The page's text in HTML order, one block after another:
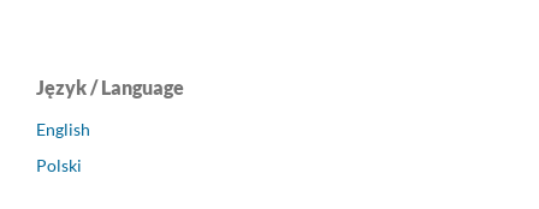
Język / Language
English
Polski